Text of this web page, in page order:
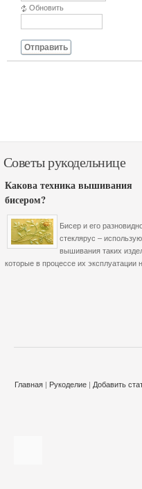
Обновить
Отправить
Советы рукодельнице
Какова техника вышивания
бисером?
Бисер и его
стеклярус –
вышивания таких
которые в процессе их эксплуатации
Главная | Рукоделие | Добавить